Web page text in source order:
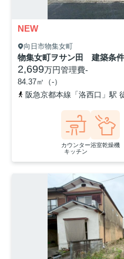
NEW
向日市物集女町
物集女町ヲサン田 建築条
2,699万円管理費-
84.37㎡（-）
阪急京都本線「洛西口」駅
カウンター
キッチン
浴室乾燥機